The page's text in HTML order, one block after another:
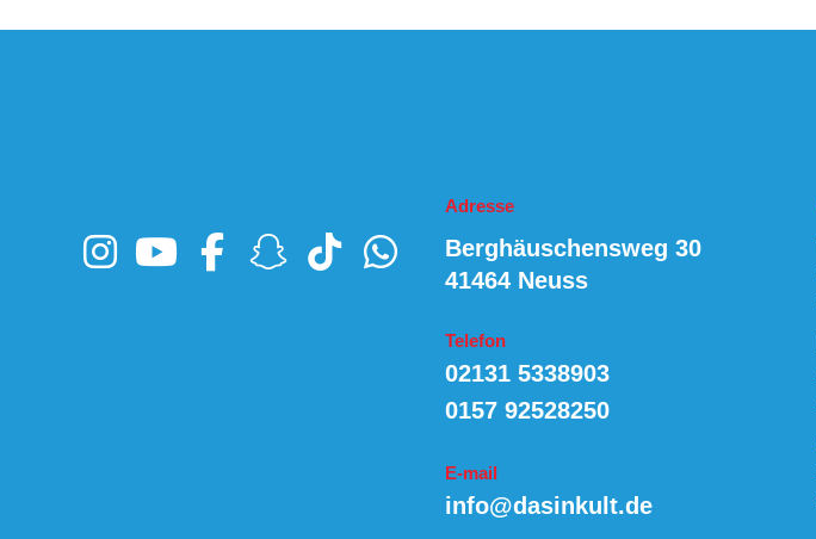
Adresse
Berghäuschensweg 30
41464 Neuss
Telefon
02131 5338903
0157 92528250
E-mail
info@dasinkult.de